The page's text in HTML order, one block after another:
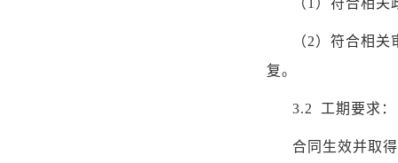
（1 ）符合相关
（2）符合相关
复。
3.2 工期要求：
合同生效并取